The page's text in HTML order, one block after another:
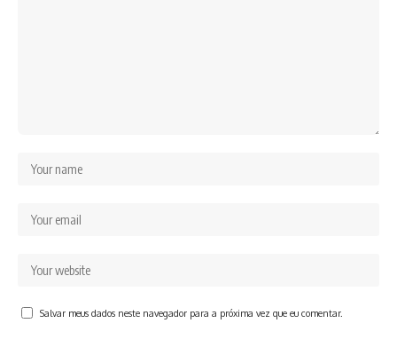
Salvar meus dados neste navegador para a próxima vez que eu comentar.